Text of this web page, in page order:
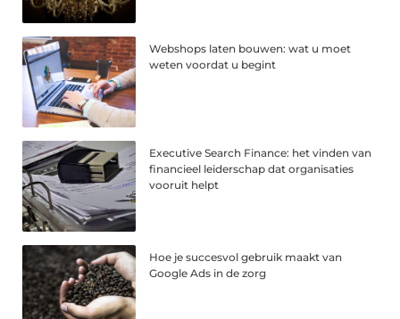
Webshops laten bouwen: wat u moet
weten voordat u begint
Executive Search Finance: het vinden van
financieel leiderschap dat organisaties
vooruit helpt
Hoe je succesvol gebruik maakt van
Google Ads in de zorg